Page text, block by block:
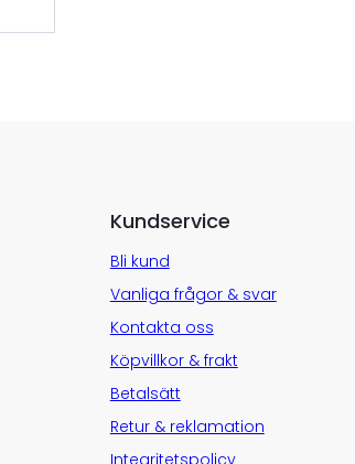
Kundservice
Bli kund
Vanliga frågor & svar
Kontakta oss
Köpvillkor & frakt
Betalsätt
Retur & reklamation
Integritetspolicy